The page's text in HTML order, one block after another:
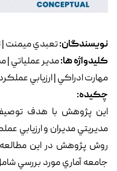
نویسندگان:تعبدي ميمنت
کلیدواژه ها:مدير عملياتي |
مهارت ادراکي | ارزيابي
چکیده:
اين پژوهش با هدف
مديريتي مديران و ارزيابي
روش پژوهش در اين